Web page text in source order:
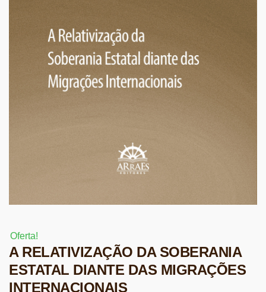
Oferta!
A RELATIVIZAÇÃO DA SOBERANIA
ESTATAL DIANTE DAS MIGRAÇÕES
INTERNACIONAIS